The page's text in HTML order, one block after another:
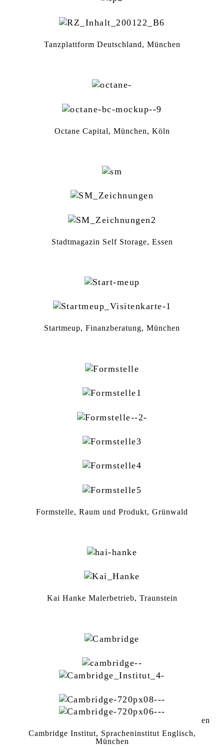
en
Tanzplattform Deutschland, München
Octane Capital, München, Köln
Stadtmagazin Self Storage, Essen
Startmeup, Finanzberatung, München
Formstelle, Raum und Produkt, Grünwald
Kai Hanke Malerbetrieb, Traunstein
Cambridge Institut, Spracheninstitut Englisch,
München